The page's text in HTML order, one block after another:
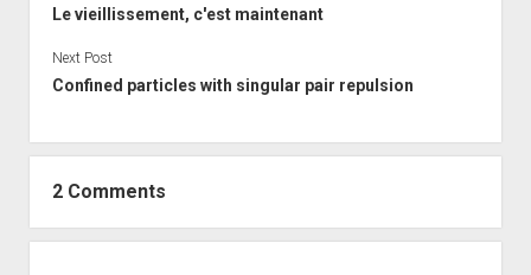
Le vieillissement, c'est maintenant
Next Post
Confined particles with singular pair repulsion
2 Comments